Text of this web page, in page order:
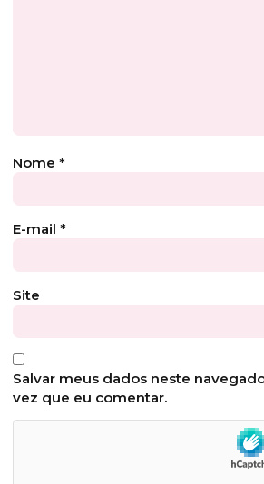
Nome *
E-mail *
Site
Salvar meus dados neste
vez que eu comentar.